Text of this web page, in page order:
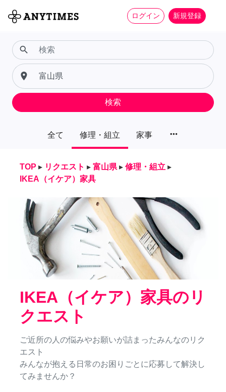
ログイン 新規登録
全て 修理・組立 家事 more_horiz
search
place
検索
TOP ▸ リクエスト ▸ 富山県 ▸ 修理・組立 ▸
IKEA（イケア）家具
IKEA（イケア）家具のリ
クエスト
ご近所の人の悩みやお願いが詰まったみんなのリク
エスト
みんなが抱える日常のお困りごとに応募して解決し
てみませんか？